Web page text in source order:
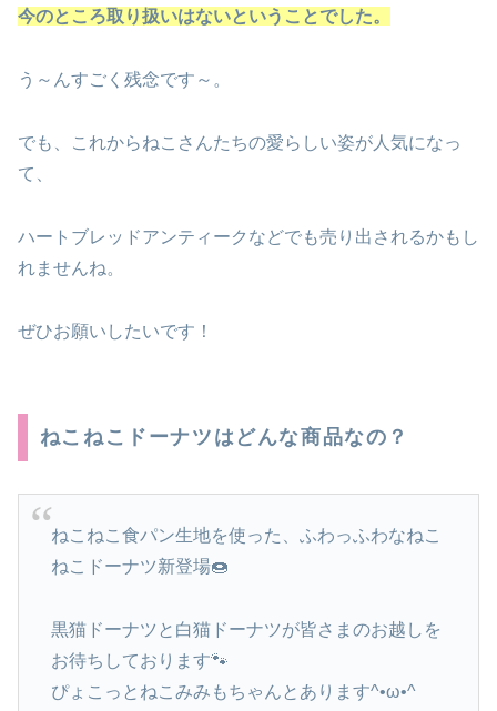
今のところ取り扱いはないということでした。
う～んすごく残念です～。
でも、これからねこさんたちの愛らしい姿が人気になっ
て、
ハートブレッドアンティークなどでも売り出されるかもし
れませんね。
ぜひお願いしたいです！
ねこねこドーナツはどんな商品なの？
ねこねこ食パン生地を使った、ふわっふわなねこ
ねこドーナツ新登場🍩
黒猫ドーナツと白猫ドーナツが皆さまのお越しを
お待ちしております🐾
ぴょこっとねこみみもちゃんとあります^•ω•^